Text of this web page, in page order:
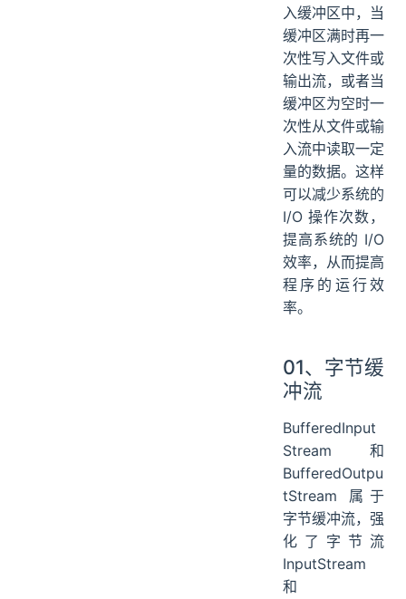
入缓冲区中，当
缓冲区满时再一
次性写入文件或
输出流，或者当
缓冲区为空时一
次性从文件或输
入流中读取一定
量的数据。这样
可以减少系统的
I/O 操作次数，
提高系统的 I/O
效率，从而提高
程序的运行效
率。
01、字节缓
冲流
BufferedInput
Stream 和
BufferedOutpu
tStream 属于
字节缓冲流，强
化了字节流
InputStream
和